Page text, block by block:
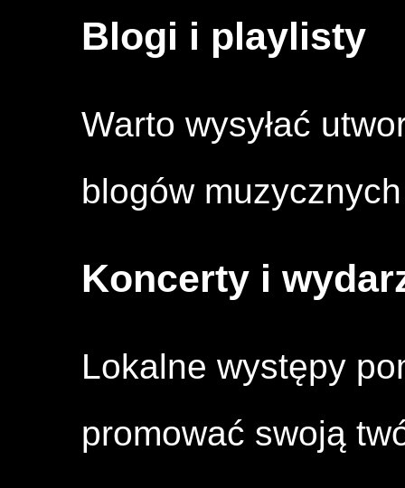
Blogi i playlisty
Warto wysyłać
blogów
Koncerty i
Lokalne występy
promować swoją